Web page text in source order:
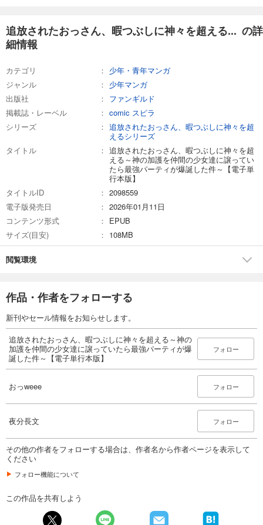
追放されたおっさん、暇つぶしに神々を超える... の詳
細情報
カテゴリ
少年・青年マンガ
ジャンル
少年マンガ
出版社
ファンギルド
掲載誌・レーベル
comic スピラ
シリーズ
追放されたおっさん、暇つぶしに神々を超
えるシリーズ
タイトル
追放されたおっさん、暇つぶしに神々を超
える～神の加護を仲間の少女達に譲ってい
たら最強パーティが爆誕した件～【電子単
行本版】
タイトルID
2098559
電子版発売日
2026年01月11日
コンテンツ形式
EPUB
サイズ(目安)
108MB
閲覧環境
作品・作者をフォローする
新刊やセール情報をお知らせします。
追放されたおっさん、暇つぶしに神々を超える～神の
加護を仲間の少女達に譲っていたら最強パーティが爆
誕した件～【電子単行本版】
フォロー
おっweee フォロー
夜分長文 フォロー
その他の作者をフォローする場合は、作者名から作者ページを表示して
ください
フォロー機能について
この作品を共有しよう